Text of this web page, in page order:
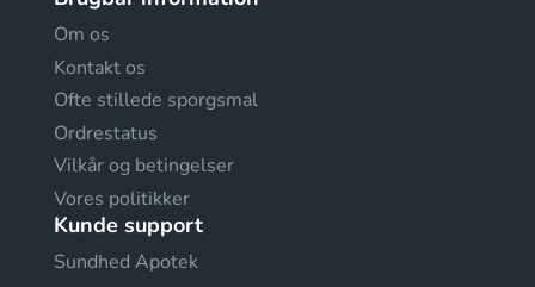
Om os
Kontakt os
Ofte stillede sporgsmal
Ordrestatus
Vilkår og betingelser
Vores politikker
Kunde support
Sundhed Apotek